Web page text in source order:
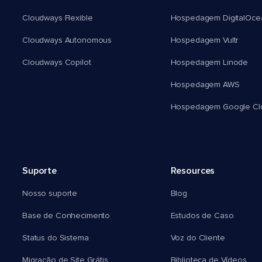
Cloudways Flexible
Cloudways Autonomous
Cloudways Copilot
Hospedagem
Hospedagem Vultr
Hospedagem Linode
Hospedagem AWS
Hospedagem Google
Suporte
Nosso suporte
Base de Conhecimento
Status do Sistema
Resources
Blog
Estudos de Caso
Voz do Cliente